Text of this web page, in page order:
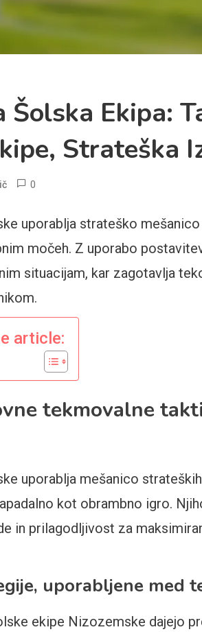
Šolska Ekipa:
Strateška
0
uporablja strateško
močeh. Z uporabo
situacijam, kar zagotavlja
article:
tekmovalne
uporablja mešanico
kot obrambno igro.
in prilagodljivost za
uporabljene med
ekipe Nizozemske dajejo